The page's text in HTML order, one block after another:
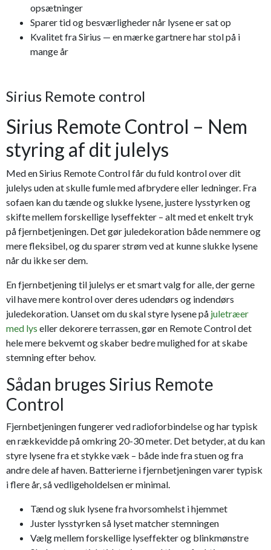
opsætninger
Sparer tid og besværligheder når lysene er sat op
Kvalitet fra Sirius — en mærke gartnere har stol på i
mange år
Sirius Remote control
Sirius Remote Control – Nem
styring af dit julelys
Med en Sirius Remote Control får du fuld kontrol over dit
julelys uden at skulle fumle med afbrydere eller ledninger. Fra
sofaen kan du tænde og slukke lysene, justere lysstyrken og
skifte mellem forskellige lyseffekter – alt med et enkelt tryk
på fjernbetjeningen. Det gør juledekoration både nemmere og
mere fleksibel, og du sparer strøm ved at kunne slukke lysene
når du ikke ser dem.
En fjernbetjening til julelys er et smart valg for alle, der gerne
vil have mere kontrol over deres udendørs og indendørs
juledekoration. Uanset om du skal styre lysene på juletræer
med lys eller dekorere terrassen, gør en Remote Control det
hele mere bekvemt og skaber bedre mulighed for at skabe
stemning efter behov.
Sådan bruges Sirius Remote
Control
Fjernbetjeningen fungerer ved radioforbindelse og har typisk
en rækkevidde på omkring 20-30 meter. Det betyder, at du kan
styre lysene fra et stykke væk – både inde fra stuen og fra
andre dele af haven. Batterierne i fjernbetjeningen varer typisk
i flere år, så vedligeholdelsen er minimal.
Tænd og sluk lysene fra hvorsomhelst i hjemmet
Juster lysstyrken så lyset matcher stemningen
Vælg mellem forskellige lyseffekter og blinkmønstre